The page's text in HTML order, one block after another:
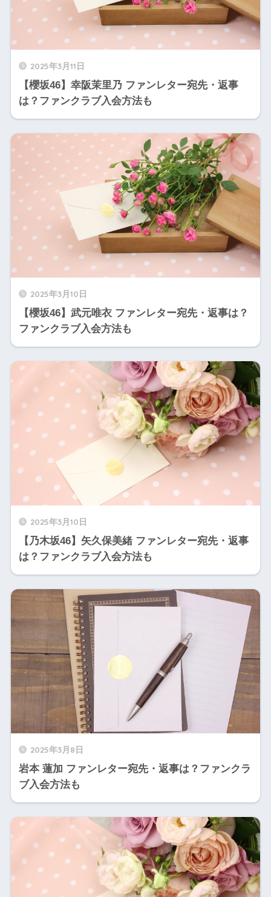
2025年3月11日
【櫻坂46】幸阪茉里乃 ファンレター宛先・返事
は？ファンクラブ入会方法も
2025年3月10日
【櫻坂46】武元唯衣 ファンレター宛先・返事は？
ファンクラブ入会方法も
2025年3月10日
【乃木坂46】矢久保美緒 ファンレター宛先・返事
は？ファンクラブ入会方法も
2025年3月8日
岩本 蓮加 ファンレター宛先・返事は？ファンクラ
ブ入会方法も